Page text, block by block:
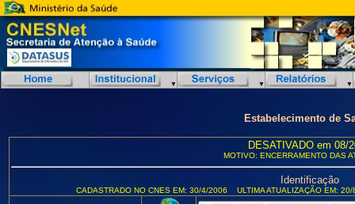
Estabelecimento de
DESATIVADO em 08/
MOTIVO: ENCERRAMENTO DAS
Identificação
CADASTRADO NO CNES EM: 30/4/2006 ULTIMA ATUALIZAÇÃO EM: